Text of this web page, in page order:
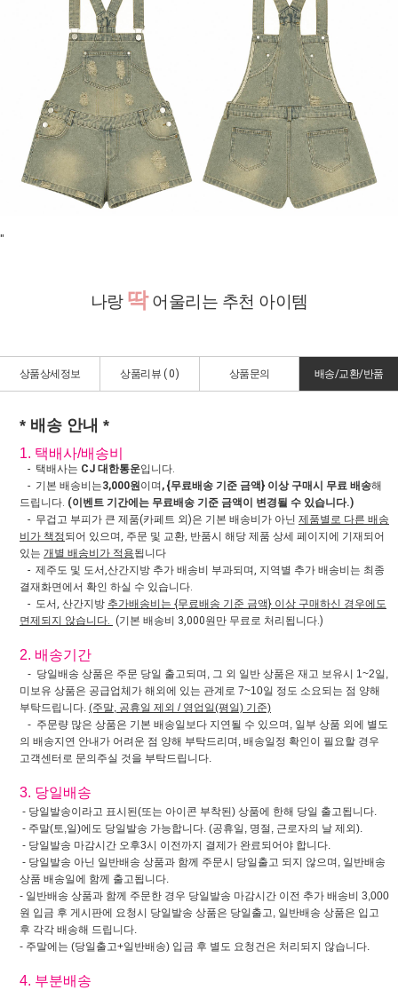
"
나랑 딱어울리는 추천 아이템
상품상세정보 상품리뷰 ( 0) 상품문의 배송/교환/반품
* 배송 안내 *
1. 택배사/배송비
- 택배사는 CJ 대한통운입니다.
- 기본 배송비는3,000원이며 , {무료배송 기준 금액} 이상 구매시 무료 배송해
드립니다. (이벤트 기간에는 무료배송 기준 금액이 변경될 수 있습니다.)
- 무겁고 부피가 큰 제품(카페트 외)은 기본 배송비가 아닌 제품별로 다른 배송
비가 책정되어 있으며, 주문 및 교환, 반품시 해당 제품 상세 페이지에 기재되어
있는 개별 배송비가 적용됩니다
- 제주도 및 도서,산간지방 추가 배송비 부과되며, 지역별 추가 배송비는 최종
결재화면에서 확인 하실 수 있습니다.
- 도서, 산간지방 추가배송비는 {무료배송 기준 금액} 이상 구매하신 경우에도
면제되지 않습니다. (기본 배송비 3,000원만 무료로 처리됩니다.)
2. 배송기간
- 당일배송 상품은 주문 당일 출고되며, 그 외 일반 상품은 재고 보유시 1~2일,
미보유 상품은 공급업체가 해외에 있는 관계로 7~10일 정도 소요되는 점 양해
부탁드립니다. (주말, 공휴일 제외 / 영업일(평일) 기준)
- 주문량 많은 상품은 기본 배송일보다 지연될 수 있으며, 일부 상품 외에 별도
의 배송지연 안내가 어려운 점 양해 부탁드리며, 배송일정 확인이 필요할 경우
고객센터로 문의주실 것을 부탁드립니다.
3. 당일배송
- 당일발송이라고 표시된(또는 아이콘 부착된) 상품에 한해 당일 출고됩니다.
- 주말(토,일)에도 당일발송 가능합니다. (공휴일, 명절, 근로자의 날 제외).
- 당일발송 마감시간 오후3시 이전까지 결제가 완료되어야 합니다.
- 당일발송 아닌 일반배송 상품과 함께 주문시 당일출고 되지 않으며, 일반배송
상품 배송일에 함께 출고됩니다.
- 일반배송 상품과 함께 주문한 경우 당일발송 마감시간 이전 추가 배송비 3,000
원 입금 후 게시판에 요청시 당일발송 상품은 당일출고, 일반배송 상품은 입고
후 각각 배송해 드립니다.
- 주말에는 (당일출고+일반배송) 입금 후 별도 요청건은 처리되지 않습니다.
4. 부분배송